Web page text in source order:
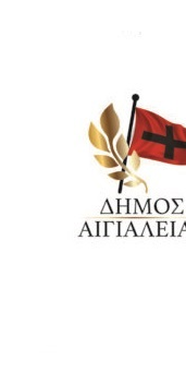
ΣΥΝΕΔΡΙΑΣΗΣ
11.11.2025